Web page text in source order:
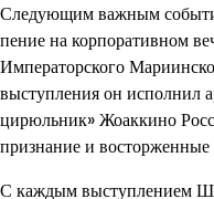
Следующим важным
пение на корпоративном
Императорского
выступления он исполнил
цирюльник» Жоаккино
признание и
С каждым выступлением